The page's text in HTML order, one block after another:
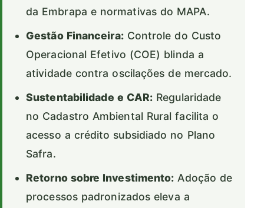
da Embrapa e normativas do MAPA.
Gestão Financeira:Controle do Custo
Operacional Efetivo (COE) blinda a
atividade contra oscilações de mercado.
Sustentabilidade e CAR: Regularidade
no Cadastro Ambiental Rural facilita o
acesso a crédito subsidiado no Plano
Safra.
Retorno sobre Investimento: Adoção de
processos padronizados eleva a